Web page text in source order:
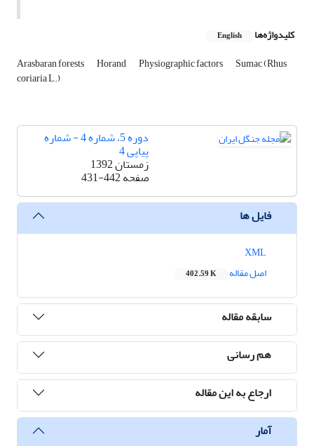
کلیدواژه‌ها English
Arasbaran forests Horand Physiographic factors Sumac (Rhus
coriaria L.)
دوره 5، شماره 4 - شماره
پیاپی 4
زمستان 1392
صفحه431-442
فایل ها
اصل مقاله
402.59 K
سابقه مقاله
هم رسانی
ارجاع به این مقاله
آمار